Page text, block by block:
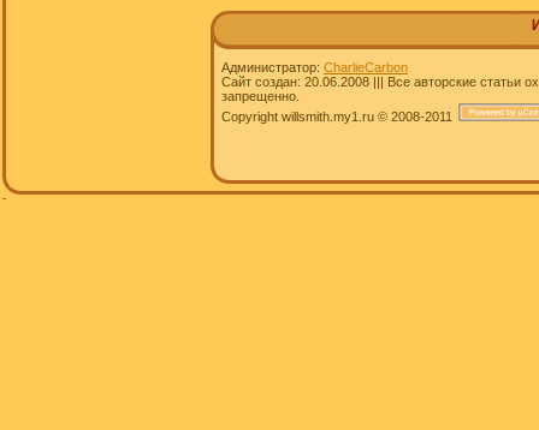
Администратор: CharlieCarbon
Сайт создан: 20.06.2008 ||| Все авторские статьи
запрещенно.
Copyright willsmith.my1.ru © 2008-2011